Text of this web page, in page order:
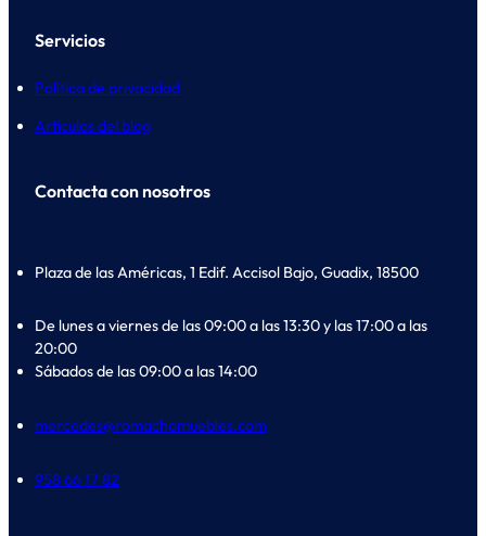
Servicios
Política de privacidad
Artículos del blog
Contacta con nosotros
Plaza de las Américas, 1 Edif. Accisol Bajo, Guadix, 18500
De lunes a viernes de las 09:00 a las 13:30 y las 17:00 a las
20:00
Sábados de las 09:00 a las 14:00
mercedes@romachomuebles.com
958 66 17 82